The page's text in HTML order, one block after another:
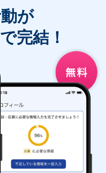
が
完結！